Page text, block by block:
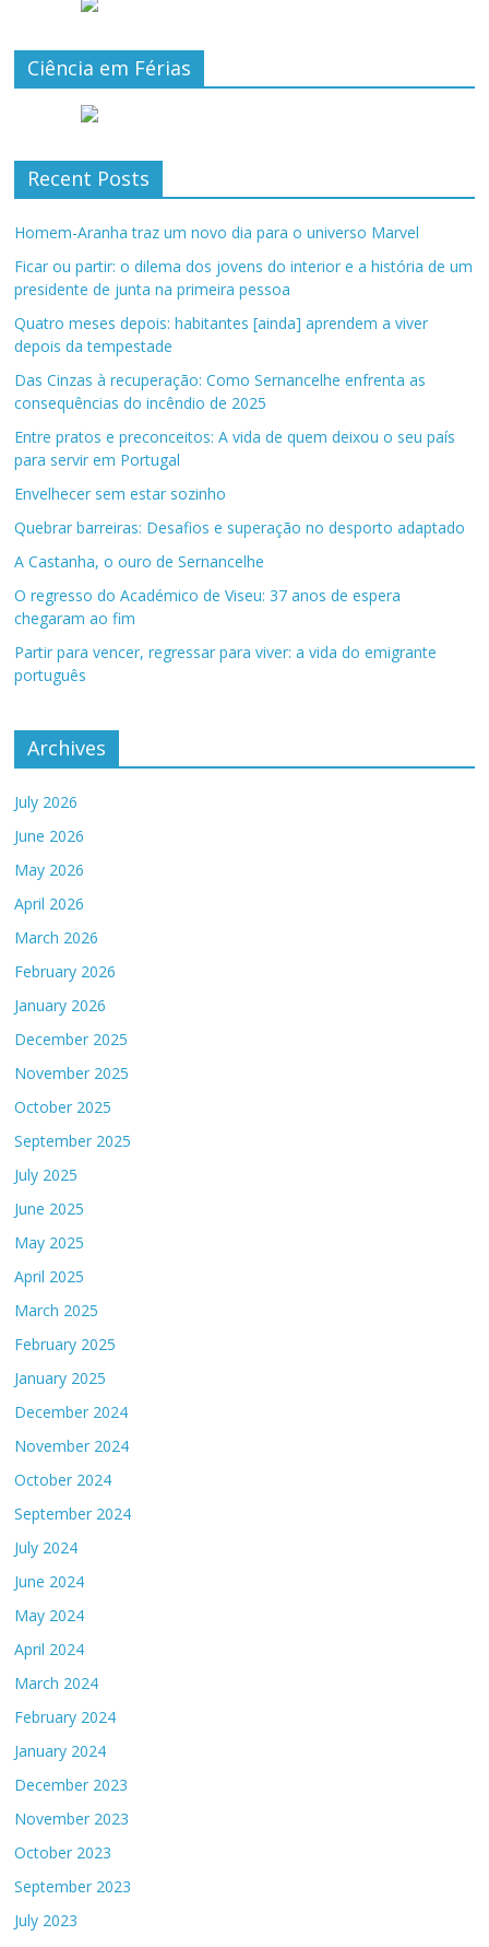
Ciência em Férias
Recent Posts
Homem-Aranha traz um novo dia para o universo Marvel
Ficar ou partir: o dilema dos jovens do interior e a história de um
presidente de junta na primeira pessoa
Quatro meses depois: habitantes [ainda] aprendem a viver
depois da tempestade
Das Cinzas à recuperação: Como Sernancelhe enfrenta as
consequências do incêndio de 2025
Entre pratos e preconceitos: A vida de quem deixou o seu país
para servir em Portugal
Envelhecer sem estar sozinho
Quebrar barreiras: Desafios e superação no desporto adaptado
A Castanha, o ouro de Sernancelhe
O regresso do Académico de Viseu: 37 anos de espera
chegaram ao fim
Partir para vencer, regressar para viver: a vida do emigrante
português
Archives
July 2026
June 2026
May 2026
April 2026
March 2026
February 2026
January 2026
December 2025
November 2025
October 2025
September 2025
July 2025
June 2025
May 2025
April 2025
March 2025
February 2025
January 2025
December 2024
November 2024
October 2024
September 2024
July 2024
June 2024
May 2024
April 2024
March 2024
February 2024
January 2024
December 2023
November 2023
October 2023
September 2023
July 2023